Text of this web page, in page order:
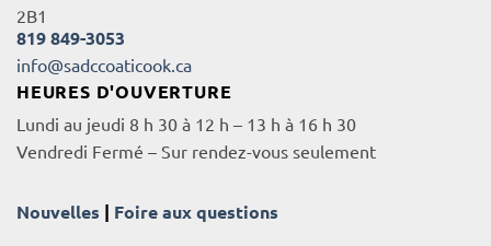
2B1
819 849-3053
info@sadccoaticook.ca
HEURES D'OUVERTURE
Lundi au jeudi 8 h 30 à 12 h – 13 h à 16 h 30
Vendredi Fermé – Sur rendez-vous seulement
Nouvelles | Foire aux questions